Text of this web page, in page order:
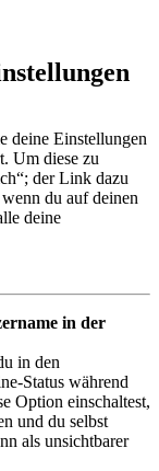
deine Einstellungen
Um diese zu
der Link dazu
du auf deinen
deine
in der
in den
Status während
Option einschaltest,
und du selbst
als unsichtbarer